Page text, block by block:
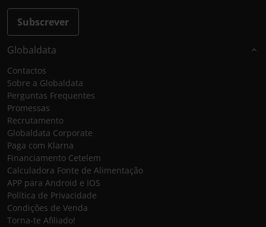
Subscrever
Globaldata
Contactos
Sobre a Globaldata
Perguntas Frequentes
Promessas
Recrutamento
Globaldata Corporate
Paga com Klarna
Financiamento Cetelem
Calculadora Fonte de Alimentação
APP para Android e IOS
Política de Privacidade
Condições de Venda
Torna-te Afiliado!